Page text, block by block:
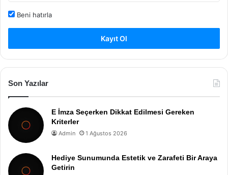
Beni hatırla
Kayıt Ol
Son Yazılar
E İmza Seçerken Dikkat Edilmesi Gereken
Kriterler
Admin 1 Ağustos 2026
Hediye Sunumunda Estetik ve Zarafeti Bir Araya
Getirin